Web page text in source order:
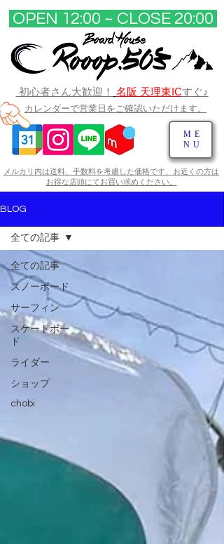
OPEN 12:00 ~ CLOSE 20:00​
ME
NU
初心者さん大歓迎！ 名阪 天理東ICすぐ♪
メルカリ内は送料、手数料を考慮した価格です、お近くの方は
お得な店頭にてお買い求めください。​
カレンダーで営業日をご確認いただけます。
BLOG
全ての記事
スノーボード
サーフィン
スケートボー
ド
ライダー
ショップ
chobi
全ての記事